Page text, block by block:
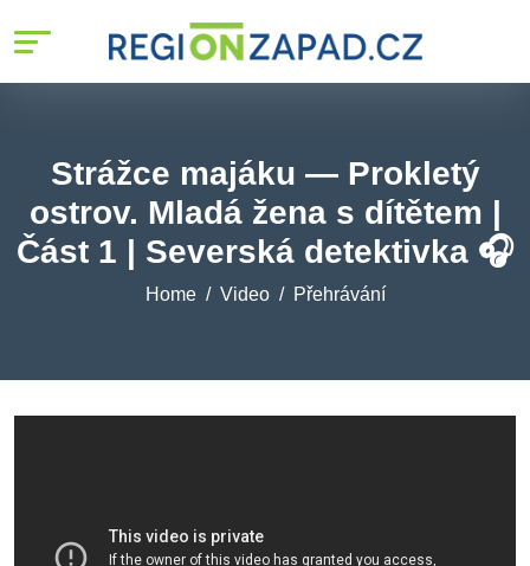
Strážce majáku — Prokletý
ostrov. Mladá žena s dítětem |
Část 1 | Severská detektivka 🎧
Home Video Přehrávání